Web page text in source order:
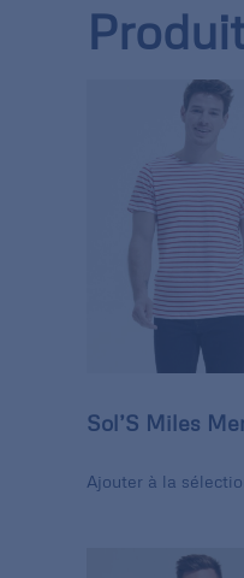
Sol’S Miles
Ajouter à la